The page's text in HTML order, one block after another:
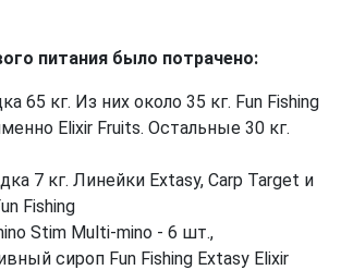
питания было потрачено:
65 кг. Из них около 35 кг. Fun Fishing
Elixir Fruits. Остальные 30 кг.
7 кг. Линейки Extasy, Carp Target и
Fishing
Stim Multi-mino - 6 шт.,
сироп Fun Fishing Extasy Elixir